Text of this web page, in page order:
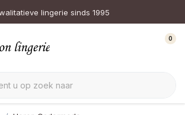
lingerie sinds 1995
0